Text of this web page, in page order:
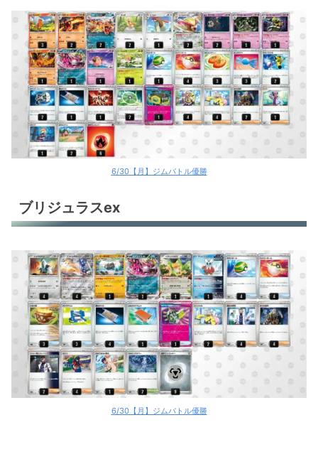
6/30【月】ジムバトル優勝
ブリジュラスex
6/30【月】ジムバトル優勝